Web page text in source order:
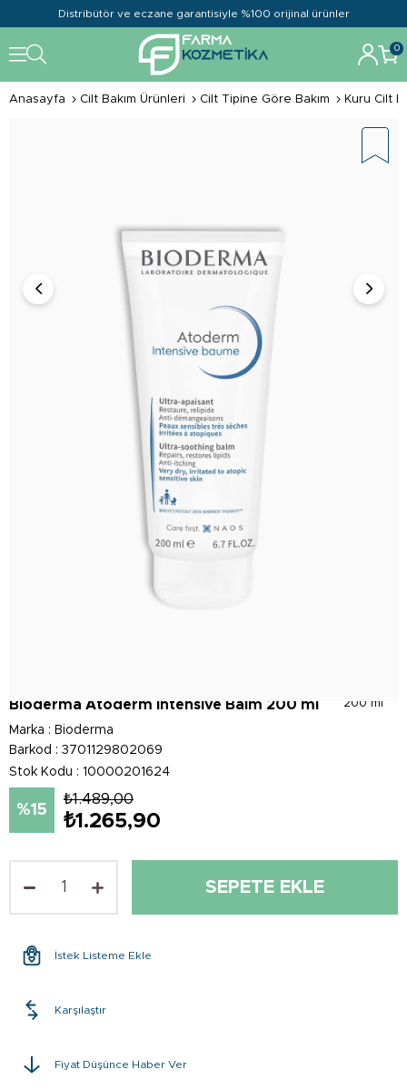
Distribütör ve eczane garantisiyle %100 orijinal ürünler
0
Anasayfa Cilt Bakım Ürünleri Cilt Tipine Göre Bakım Kuru Cilt
200 ml
Bioderma Atoderm Intensive Balm 200 ml
Marka : Bioderma
Barkod : 3701129802069
Stok Kodu
10000201624
15
₺1.489,00
₺1.265,90
İstek Listeme Ekle
Karşılaştır
Fiyat Düşünce Haber Ver